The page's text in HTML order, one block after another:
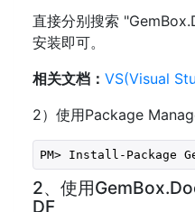
直接分别搜索
安装即可。
相关文档： VS(Visual
2）使用Package
2、使用
DF